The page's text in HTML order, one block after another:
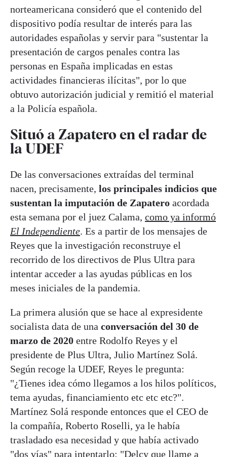
norteamericana consideró que el contenido del
dispositivo podía resultar de interés para las
autoridades españolas y servir para "sustentar la
presentación de cargos penales contra las
personas en España implicadas en estas
actividades financieras ilícitas", por lo que
obtuvo autorización judicial y remitió el material
a la Policía española.
Situó a Zapatero en el radar de
la UDEF
De las conversaciones extraídas del terminal
nacen, precisamente, los principales indicios que
sustentan la imputación de Zapatero acordada
esta semana por el juez Calama, como ya informó
El Independiente. Es a partir de los mensajes de
Reyes que la investigación reconstruye el
recorrido de los directivos de Plus Ultra para
intentar acceder a las ayudas públicas en los
meses iniciales de la pandemia.
La primera alusión que se hace al expresidente
socialista data de una conversación del 30 de
marzo de 2020 entre Rodolfo Reyes y el
presidente de Plus Ultra, Julio Martínez Solá.
Según recoge la UDEF, Reyes le pregunta:
"¿Tienes idea cómo llegamos a los hilos políticos,
tema ayudas, financiamiento etc etc etc?".
Martínez Solá responde entonces que el CEO de
la compañía, Roberto Roselli, ya le había
trasladado esa necesidad y que había activado
"dos vías" para intentarlo: "Delcy que llame a